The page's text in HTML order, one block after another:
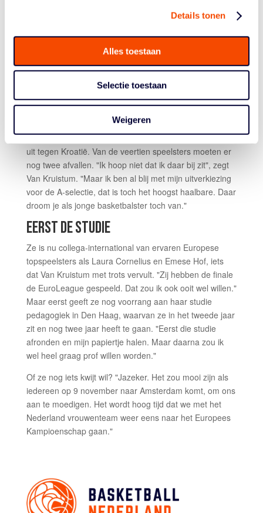
Details tonen
Alles toestaan
Selectie toestaan
Weigeren
sterk onderdeel van mijn spel. Als verbeterpunt zie ik
vooral mijn schot, de driepunter in 5-5 en tweepunter in
3×3. Daar werk ik constant aan en het gaat ook steeds
beter."
Als kers op de taart is Van Kruistum nu ook door de
nieuwe bondscoach Vincent van Sliedregt opgenomen
november in de Sporthallen Zuid de EK-
kwalificatiewedstrijd Oostenrijk speelt en drie dagen later
uit tegen Kroatië. Van de veertien speelsters moeten er
nog twee afvallen. "Ik hoop niet dat ik daar bij zit", zegt
Van Kruistum. "Maar ik ben al blij met mijn uitverkiezing
voor de A-selectie, dat is toch het hoogst haalbare. Daar
droom je als jonge basketbalster toch van."
EERST DE STUDIE
Ze is nu collega-international van ervaren Europese
topspeelsters als Laura Cornelius en Emese Hof, iets
dat Van Kruistum met trots vervult. "Zij hebben de finale
de EuroLeague gespeeld. Dat zou ik ook ooit wel willen."
Maar eerst geeft ze nog voorrang aan haar studie
pedagogiek in Den Haag, waarvan ze in het tweede jaar
zit en nog twee jaar heeft te gaan. "Eerst die studie
afronden en mijn papiertje halen. Maar daarna zou ik
wel heel graag prof willen worden."
Of ze nog iets kwijt wil? "Jazeker. Het zou mooi zijn als
iedereen op 9 november naar Amsterdam komt, om ons
aan te moedigen. Het wordt hoog tijd dat we met het
Nederland vrouwenteam weer eens naar het Europees
Kampioenschap gaan."